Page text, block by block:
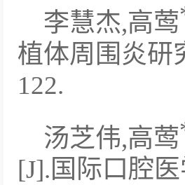
李慧杰,高莺
植体周围炎研
122.
汤芝伟,高莺
[J].国际口腔医